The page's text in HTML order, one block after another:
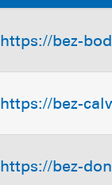
https://bez-
https://bez-
https://bez-